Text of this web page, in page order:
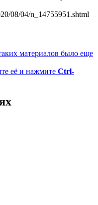
08/04/n_14755951.shtml
материалов было еще
её и нажмите Ctrl-